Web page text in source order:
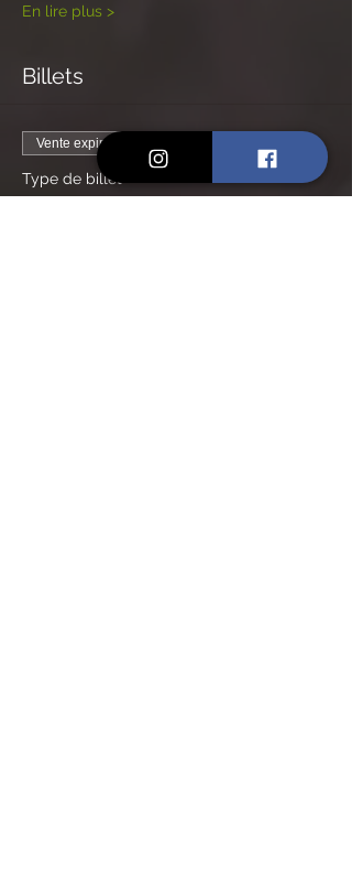
En lire plus >
Billets
Vente expirée
Type de billet